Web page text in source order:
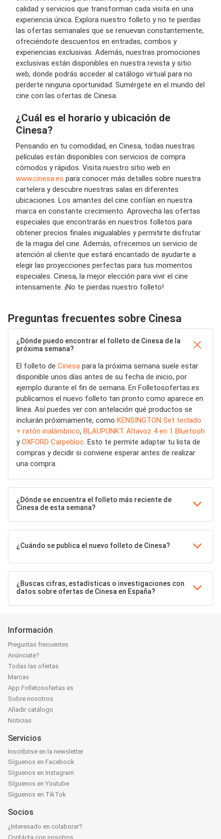
calidad y servicios que transforman cada visita en una
experiencia única. Explora nuestro folleto y no te pierdas
las ofertas semanales que se renuevan constantemente,
ofreciéndote descuentos en entradas, combos y
experiencias exclusivas. Además, nuestras promociones
exclusivas están disponibles en nuestra revista y sitio
web, donde podrás acceder al catálogo virtual para no
perderte ninguna oportunidad. Sumérgete en el mundo del
cine con las ofertas de Cinesa.
¿Cuál es el horario y ubicación de
Cinesa?
Pensando en tu comodidad, en Cinesa, todas nuestras
películas están disponibles con servicios de compra
cómodos y rápidos. Visita nuestro sitio web en
www.cinesa.es para conocer más detalles sobre nuestra
cartelera y descubre nuestras salas en diferentes
ubicaciones. Los amantes del cine confían en nuestra
marca en constante crecimiento. Aprovecha las ofertas
especiales que encontrarás en nuestros folletos para
obtener precios finales inigualables y permitirte disfrutar
de la magia del cine. Además, ofrecemos un servicio de
atención al cliente que estará encantado de ayudarte a
elegir las proyecciones perfectas para tus momentos
especiales. Cinesa, la mejor elección para vivir el cine
intensamente. ¡No te pierdas nuestro folleto!
Preguntas frecuentes sobre Cinesa
¿Dónde puedo encontrar el folleto de Cinesa de la
próxima semana?
El folleto de Cinesa para la próxima semana suele estar
disponible unos días antes de su fecha de inicio, por
ejemplo durante el fin de semana. En Folletosofertas.es
publicamos el nuevo folleto tan pronto como aparece en
línea. Así puedes ver con antelación qué productos se
incluirán próximamente, como KENSINGTON Set teclado
+ ratón inalámbrico, BLAUPUNKT Altavoz 4 en 1 Bluetooh
yOXFORD Carpebloc. Esto te permite adaptar tu lista de
compras y decidir si conviene esperar antes de realizar
una compra.
¿Dónde se encuentra el folleto más reciente de
Cinesa de esta semana?
¿Cuándo se publica el nuevo folleto de Cinesa?
¿Buscas cifras, estadísticas o investigaciones con
datos sobre ofertas de Cinesa en España?
Información
Preguntas frecuentes
Anúnciate?
Todas las ofertas
Marcas
App Folletosofertas.es
Sobre nosotros
Añadir catálogo
Noticias
Servicios
Inscribirse en la newsletter
Síguenos en Facebook
Síguenos en Instagram
Síguenos en Youtube
Síguenos en TikTok
Socios
¿Interesado en colaborar?
Contácta con nosotros